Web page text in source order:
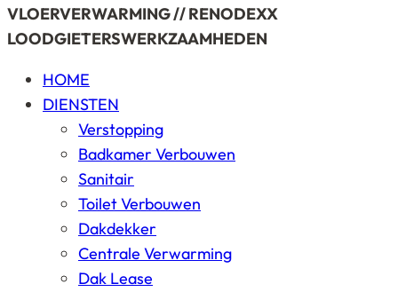
VLOERVERWARMING // RENODEXX
LOODGIETERSWERKZAAMHEDEN
HOME
DIENSTEN
Verstopping
Badkamer Verbouwen
Sanitair
Toilet Verbouwen
Dakdekker
Centrale Verwarming
Dak Lease